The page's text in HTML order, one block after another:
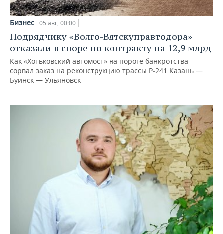
Бизнес 05 авг, 00:00
Подрядчику «Волго-Вятскуправтодора»
отказали в споре по контракту на 12,9 млрд
Как «Хотьковский автомост» на пороге банкротства
сорвал заказ на реконструкцию трассы Р‑241 Казань —
Буинск — Ульяновск